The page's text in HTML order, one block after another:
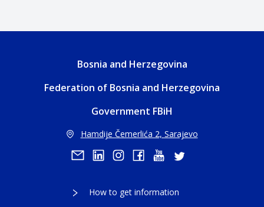
Bosnia and Herzegovina
Federation of Bosnia and Herzegovina
Government FBiH
Hamdije Čemerlića 2, Sarajevo
How to get information